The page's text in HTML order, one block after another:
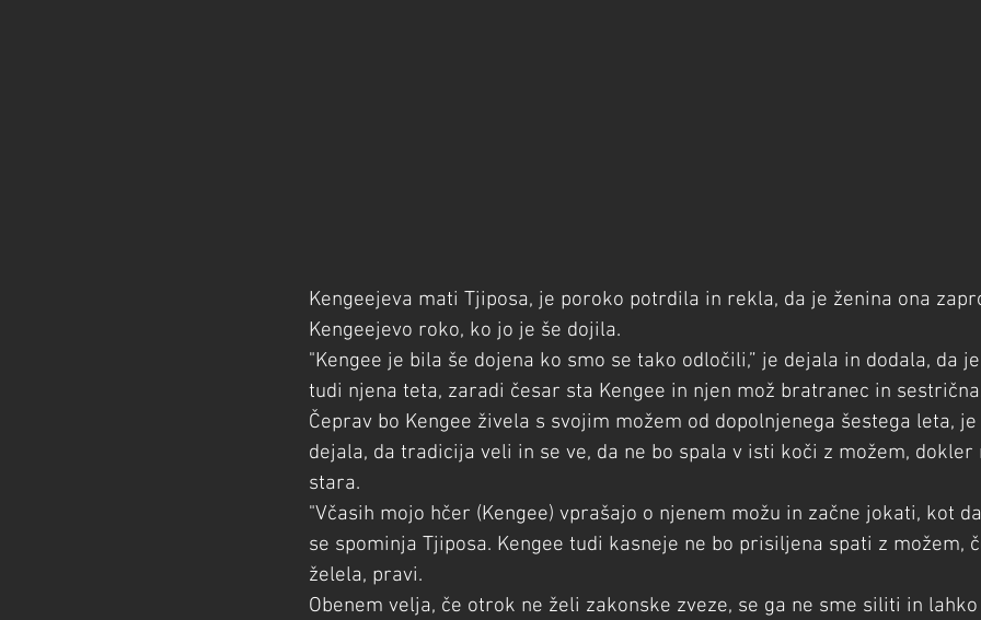
Kengeejeva mati Tjiposa, je poroko potrdila in rekla, da je ženina ona
Kengeejevo roko, ko jo je še dojila.
"Kengee je bila še dojena ko smo se tako odločili,” je dejala in dodala, da
tudi njena teta, zaradi česar sta Kengee in njen mož bratranec in
Čeprav bo Kengee živela s svojim možem od dopolnjenega šestega leta,
dejala, da tradicija veli in se ve, da ne bo spala v isti koči z možem, dokler
stara.
"Včasih mojo hčer (Kengee) vprašajo o njenem možu in začne jokati, kot
se spominja Tjiposa. Kengee tudi kasneje ne bo prisiljena spati z možem,
želela, pravi.
Obenem velja, če otrok ne želi zakonske zveze, se ga ne sme siliti in